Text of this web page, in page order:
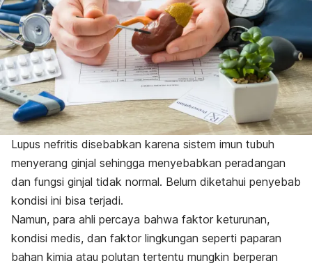
Lupus nefritis disebabkan karena sistem imun tubuh
menyerang ginjal sehingga menyebabkan peradangan
dan fungsi ginjal tidak normal. Belum diketahui penyebab
kondisi ini bisa terjadi.
Namun, para ahli percaya bahwa faktor keturunan,
kondisi medis, dan faktor lingkungan seperti paparan
bahan kimia atau polutan tertentu mungkin berperan